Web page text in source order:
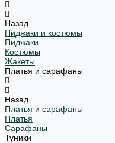
Назад
Пиджаки и костюмы
Пиджаки
Костюмы
Жакеты
Платья и сарафаны
Назад
Платья и сарафаны
Платья
Сарафаны
Туники